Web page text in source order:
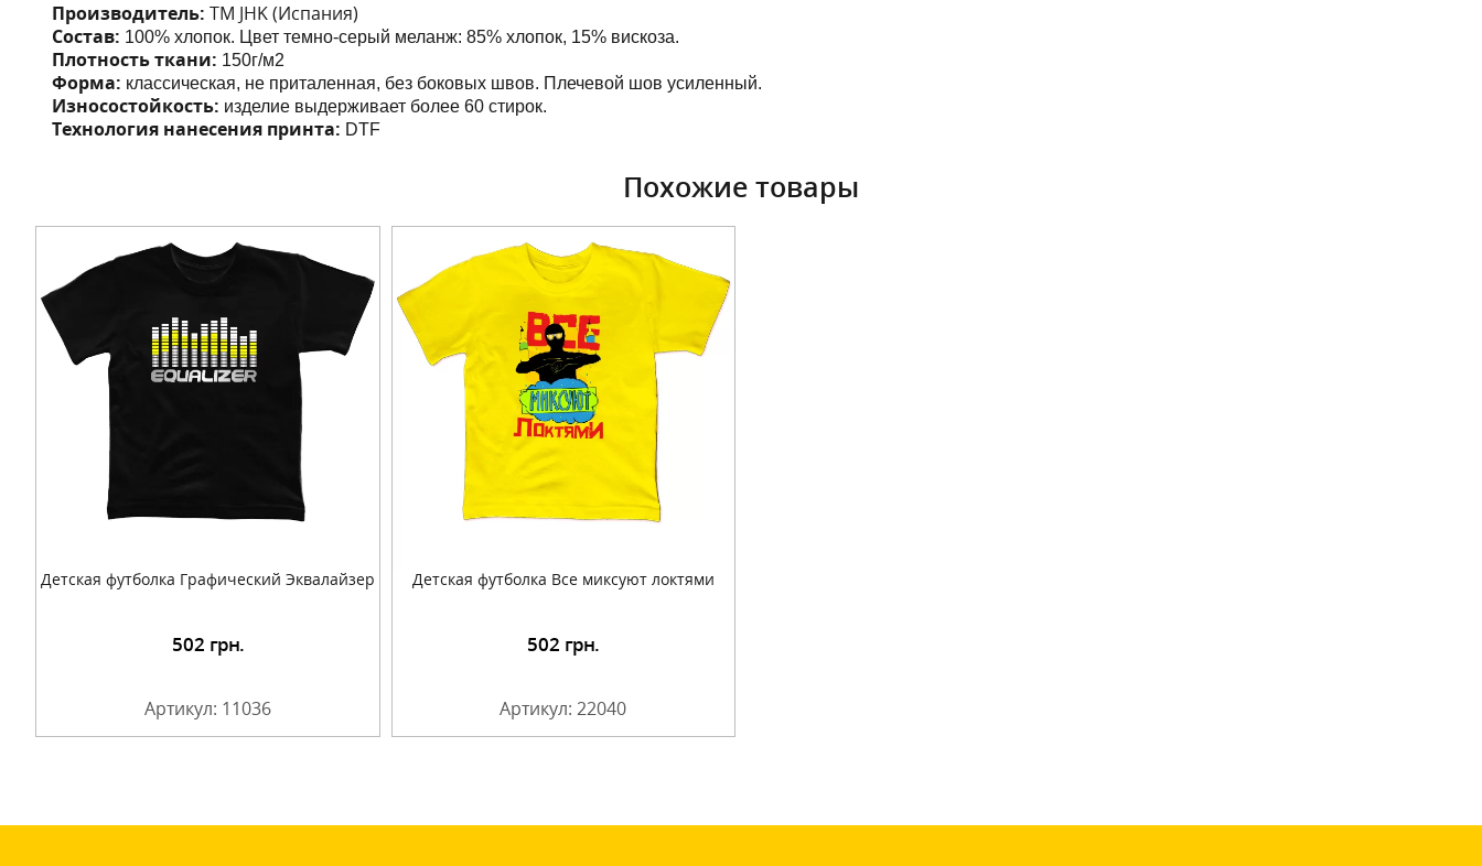
Производитель: ТМ JHK (Испания)
Состав: 100% хлопок. Цвет темно-серый меланж: 85% хлопок, 15% вискоза.
Плотность ткани: 150г/м2
Форма: классическая, не приталенная, без боковых швов. Плечевой шов усиленный.
Износостойкость: изделие выдерживает более 60 стирок.
Технология нанесения принта: DTF
Похожие товары
Детская футболка Графический Эквалайзер
502 грн.
Артикул: 11036
Детская футболка Все миксуют локтями
Подробнее 502 грн.
Артикул: 22040